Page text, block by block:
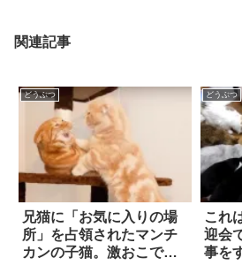
関連記事
どうぶつ
兄猫に「お気に入りの場
所」を占領されたマンチ
カンの子猫。激おこで、
どうぶつ
これ
迎会
事を